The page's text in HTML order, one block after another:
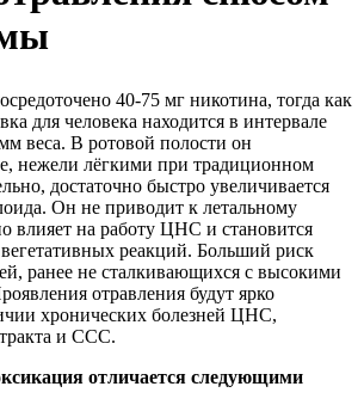
40-75 мг никотина, тогда как
для человека находится в интервале
веса. В ротовой полости он
нежели лёгкими при традиционном
достаточно быстро увеличивается
Он не приводит к летальному
влияет на работу ЦНС и становится
реакций. Больший риск
ранее не сталкивающихся с высокими
отравления будут ярко
хронических болезней ЦНС,
и ССС.
отличается следующими